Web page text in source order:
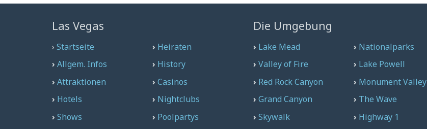
Las Vegas
› Startseite
› Allgem. Infos
› Attraktionen
› Hotels
› Shows
› Heiraten
› History
›Casinos
› Nightclubs
› Poolpartys
Die Umgebung
› Lake Mead
› Valley of Fire
› Red Rock Canyon
› Grand Canyon
› Skywalk
› Nationalparks
› Lake Powell
› Monument Valley
› The Wave
› Highway 1